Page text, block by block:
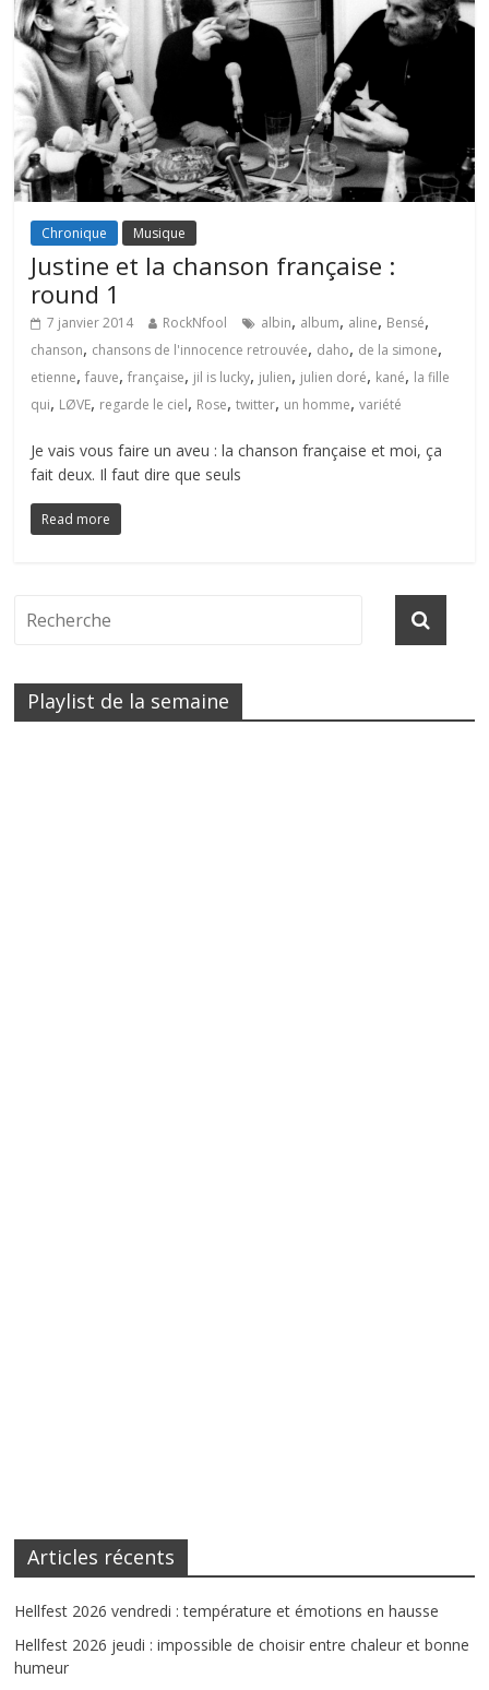
Chronique Musique
Justine et la chanson française :
round 1
7 janvier 2014 RockNfool albin, album, aline, Bensé,
chanson, chansons de l'innocence retrouvée, daho, de la simone,
etienne,fauve,française, jil is lucky, julien, julien doré, kané, la fille
qui, LØVE, regarde le ciel, Rose,twitter, un homme,variété
Je vais vous faire un aveu : la chanson française et moi, ça
fait deux. Il faut dire que seuls
Read more
Playlist de la semaine
Articles récents
Hellfest 2026 vendredi : température et émotions en hausse
Hellfest 2026 jeudi : impossible de choisir entre chaleur et bonne
humeur